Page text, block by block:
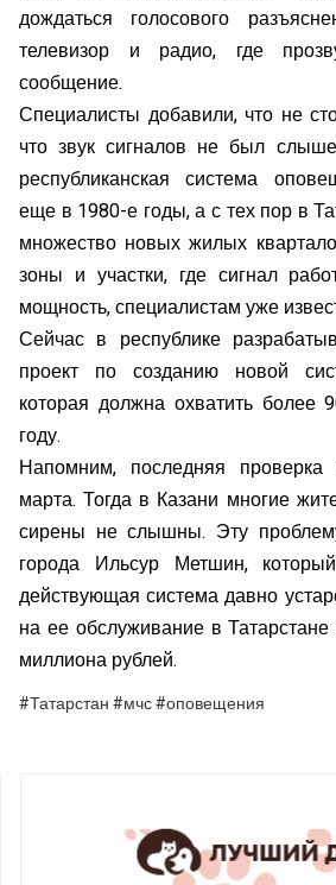
дождаться голосового
телевизор и радио, где
сообщение.
Специалисты добавили, что не
что звук сигналов не был
республиканская система
еще в 1980-е годы, а с тех пор в
множество новых жилых
зоны и участки, где сигнал
мощность, специалистам уже
Сейчас в республике
проект по созданию новой
которая должна охватить более
году.
Напомним, последняя
марта. Тогда в Казани многие
сирены не слышны. Эту
города Ильсур Метшин,
действующая система давно
на ее обслуживание в
миллиона рублей.
#Татарстан #мчс #оповещения